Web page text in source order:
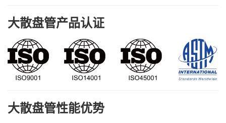
大散盘管产品认证
大散盘管性能优势